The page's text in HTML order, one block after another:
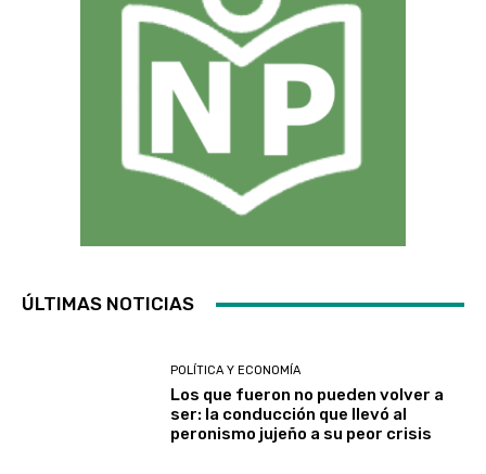
ÚLTIMAS NOTICIAS
POLÍTICA Y ECONOMÍA
Los que fueron no pueden volver a
ser: la conducción que llevó al
peronismo jujeño a su peor crisis